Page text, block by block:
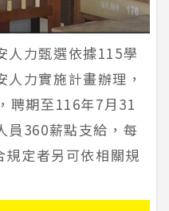
人力甄選依據115學
力實施計畫辦理，
聘期至116年7月31
員360薪點支給，每
定者另可依相關規